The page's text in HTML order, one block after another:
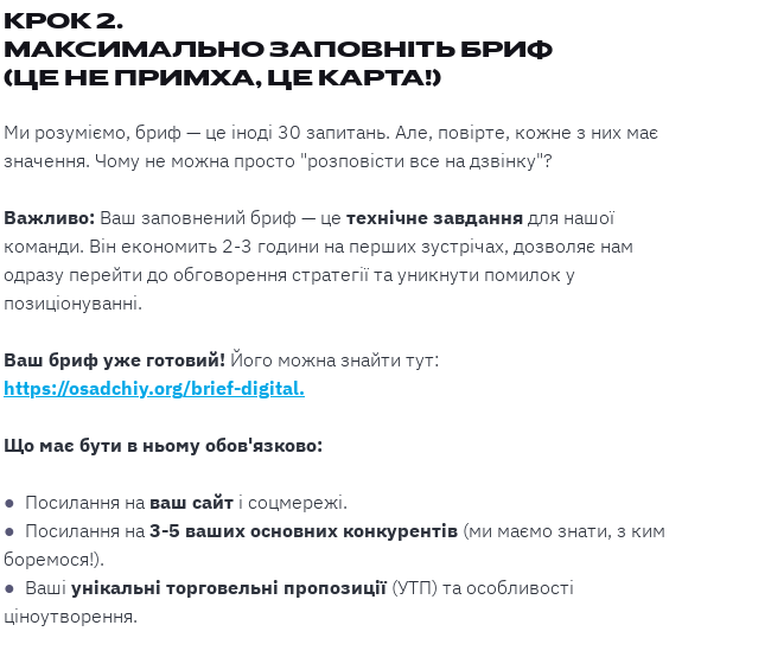
КРОК 2.
МАКСИМАЛЬНО ЗАПОВНІТЬ БРИФ
(ЦЕ НЕ ПРИМХА, ЦЕ КАРТА!)
Ми розуміємо, бриф — це іноді 30 запитань. Але, повірте, кожне з них має
значення. Чому не можна просто "розповісти все на дзвінку"?
Важливо: Ваш заповнений бриф — це технічне завдання для нашої
команди. Він економить 2-3 години на перших зустрічах, дозволяє нам
одразу перейти до обговорення стратегії та уникнути помилок у
позиціонуванні.
Ваш бриф уже готовий! Його можна знайти тут:
https://osadchiy.org/brief-digital.
Що має бути в ньому обов'язково:
● Посилання на ваш сайт і соцмережі.
● Посилання на 3-5 ваших основних конкурентів (ми маємо знати, з ким
боремося!).
● Ваші унікальні торговельні пропозиції(УТП) та особливості
ціноутворення.